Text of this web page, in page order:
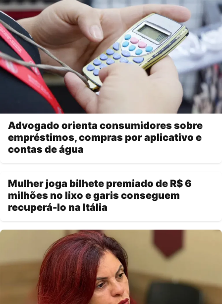
Advogado orienta consumidores sobre
empréstimos, compras por aplicativo e
contas de água
Mulher joga bilhete premiado de R$ 6
milhões no lixo e garis conseguem
recuperá-lo na Itália